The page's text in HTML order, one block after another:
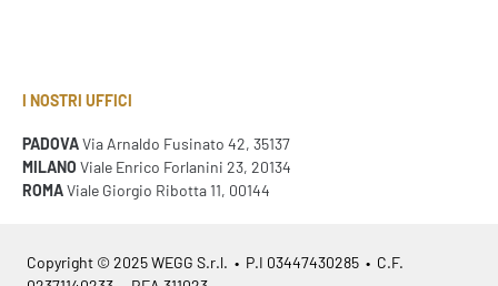
I NOSTRI UFFICI
PADOVAVia Arnaldo Fusinato 42, 35137
MILANO Viale Enrico Forlanini 23, 20134
ROMAViale Giorgio Ribotta 11, 00144
Copyright © 2025 WEGG S.r.l. • P.I 03447430285 • C.F.